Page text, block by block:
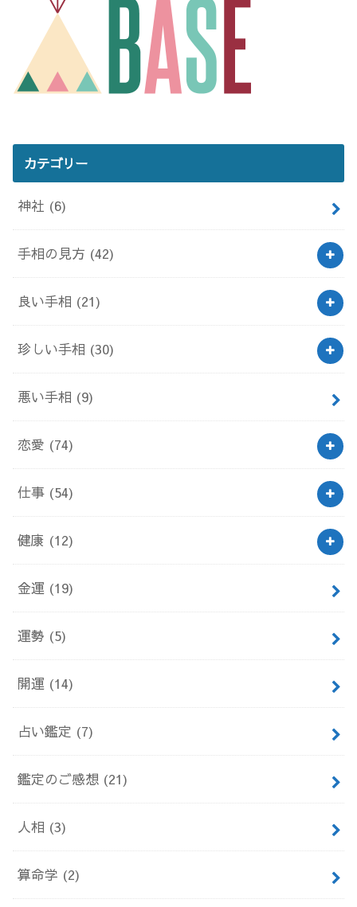
カテゴリー
神社 (6)
手相の見方 (42)
良い手相 (21)
珍しい手相 (30)
悪い手相 (9)
恋愛 (74)
仕事 (54)
健康 (12)
金運 (19)
運勢 (5)
開運 (14)
占い鑑定 (7)
鑑定のご感想 (21)
人相 (3)
算命学 (2)